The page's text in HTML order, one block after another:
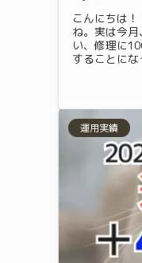
こんにちは
ね。実は今
い、修理に
することに
運用実績